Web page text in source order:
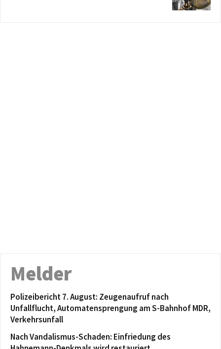
Melder
Polizeibericht 7. August: Zeugenaufruf nach
Unfallflucht, Automatensprengung am S-Bahnhof MDR,
Verkehrsunfall
Nach Vandalismus-Schaden: Einfriedung des